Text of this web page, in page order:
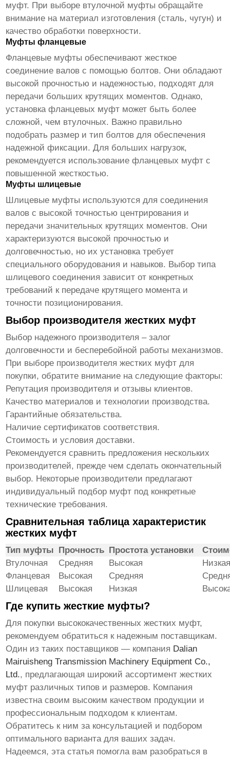
муфт. При выборе втулочной муфты обращайте
внимание на материал изготовления (сталь, чугун) и
качество обработки поверхности.
Муфты фланцевые
Фланцевые муфты обеспечивают жесткое
соединение валов с помощью болтов. Они обладают
высокой прочностью и надежностью, подходят для
передачи больших крутящих моментов. Однако,
установка фланцевых муфт может быть более
сложной, чем втулочных. Важно правильно
подобрать размер и тип болтов для обеспечения
надежной фиксации. Для больших нагрузок,
рекомендуется использование фланцевых муфт с
повышенной жесткостью.
Муфты шлицевые
Шлицевые муфты используются для соединения
валов с высокой точностью центрирования и
передачи значительных крутящих моментов. Они
характеризуются высокой прочностью и
долговечностью, но их установка требует
специального оборудования и навыков. Выбор типа
шлицевого соединения зависит от конкретных
требований к передаче крутящего момента и
точности позиционирования.
Выбор производителя жестких муфт
Выбор надежного производителя – залог
долговечности и бесперебойной работы механизмов.
При выборе производителя жестких муфт для
покупки, обратите внимание на следующие факторы:
Репутация производителя и отзывы клиентов.
Качество материалов и технологии производства.
Гарантийные обязательства.
Наличие сертификатов соответствия.
Стоимость и условия доставки.
Рекомендуется сравнить предложения нескольких
производителей, прежде чем сделать окончательный
выбор. Некоторые производители предлагают
индивидуальный подбор муфт под конкретные
технические требования.
Сравнительная таблица характеристик
жестких муфт
Тип муфты Прочность Простота установки
Втулочная
Средняя Высокая
Фланцевая
Высокая Средняя
Шлицевая
Высокая Низкая
Где купить жесткие муфты?
Для покупки высококачественныхжестких муфт,
рекомендуем обратиться к надежным поставщикам.
Один из таких поставщиков — компания Dalian
Mairuisheng Transmission Machinery Equipment Co.,
Ltd., предлагающая широкий ассортимент жестких
муфт различных типов и размеров. Компания
известна своим высоким качеством продукции и
профессиональным подходом к клиентам.
Обратитесь к ним за консультацией и подбором
оптимального варианта для ваших задач.
Надеемся, эта статья помогла вам разобраться в